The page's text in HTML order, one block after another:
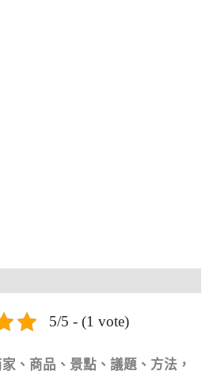
5/5 - (1 vote)
、商品、景點、議題、方法，